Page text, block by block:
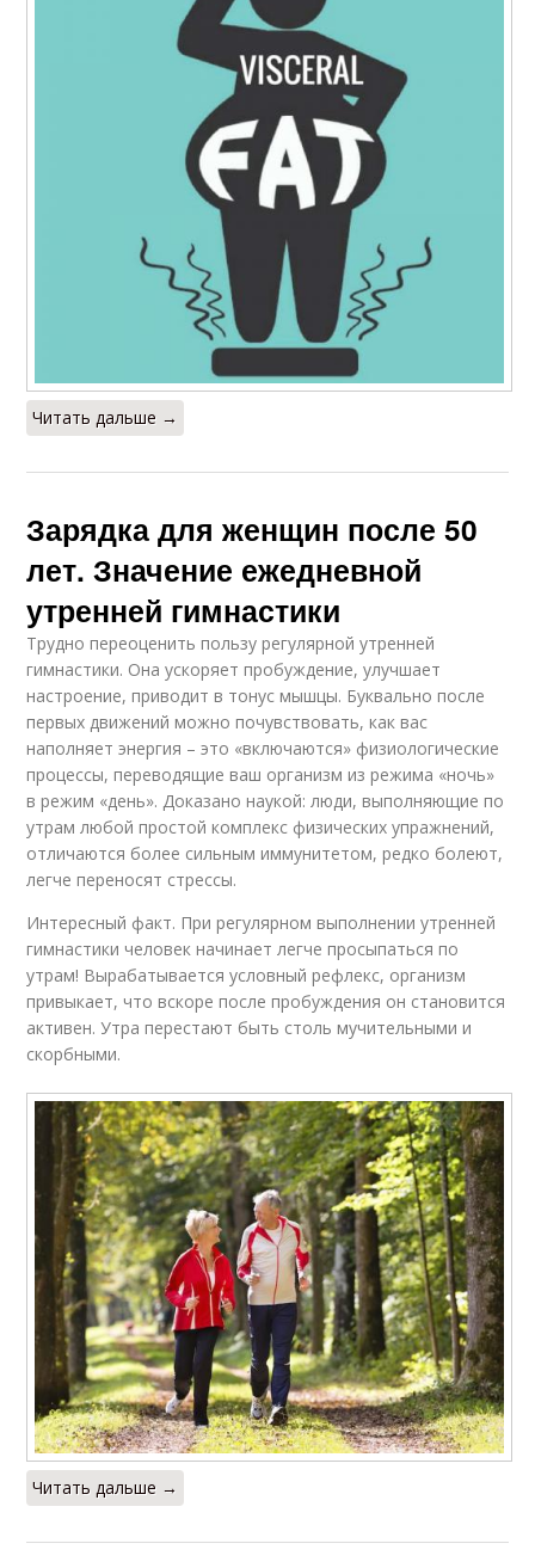
Читать дальше →
Зарядка для женщин после 50
лет. Значение ежедневной
утренней гимнастики
Трудно переоценить пользу регулярной утренней
гимнастики. Она ускоряет пробуждение, улучшает
настроение, приводит в тонус мышцы. Буквально после
первых движений можно почувствовать, как вас
наполняет энергия – это «включаются» физиологические
процессы, переводящие ваш организм из режима «ночь»
в режим «день». Доказано наукой: люди, выполняющие по
утрам любой простой комплекс физических упражнений,
отличаются более сильным иммунитетом, редко болеют,
легче переносят стрессы.
Интересный факт. При регулярном выполнении утренней
гимнастики человек начинает легче просыпаться по
утрам! Вырабатывается условный рефлекс, организм
привыкает, что вскоре после пробуждения он становится
активен. Утра перестают быть столь мучительными и
скорбными.
Читать дальше →